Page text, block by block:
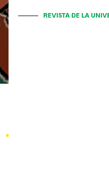
REVISTA DE LA